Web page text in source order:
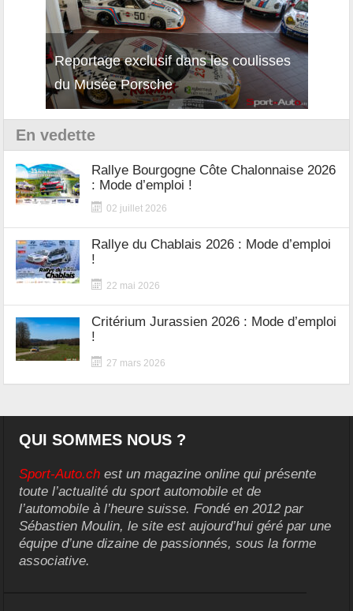
Reportage exclusif dans les coulisses
du Musée Porsche
Découverte de la nouvelle Ferrari
12Cilindri Manuale
En vedette
Rallye Bourgogne Côte Chalonnaise 2026
: Mode d’emploi !
02 juillet 2026
Rallye du Chablais 2026 : Mode d’emploi
!
22 mai 2026
Critérium Jurassien 2026 : Mode d’emploi
!
27 mars 2026
QUI SOMMES NOUS ?
Sport-Auto.ch est un magazine online qui présente
toute l’actualité du sport automobile et de
l’automobile à l’heure suisse. Fondé en 2012 par
Sébastien Moulin, le site est aujourd’hui géré par une
équipe d’une dizaine de passionnés, sous la forme
associative.